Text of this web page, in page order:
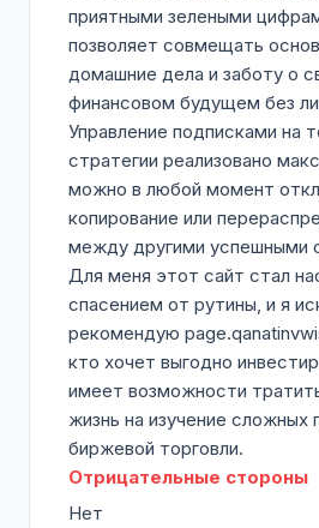
приятными зелеными
позволяет совмещать
домашние дела и заботу о
финансовом будущем без
Управление подписками на
стратегии реализовано
можно в любой момент
копирование или
между другими успешными
Для меня этот сайт стал
спасением от рутины, и я
рекомендую
кто хочет выгодно
имеет возможности
жизнь на изучение сложных
биржевой торговли.
Отрицательные стороны
Нет